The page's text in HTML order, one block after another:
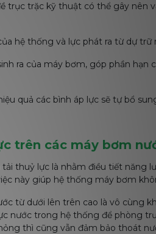
trục trặc kỹ thuật có thể gây nên
hệ thống và lực phát ra từ dự trữ
ra của máy bơm, góp phần hạn
quả các bình áp lực sẽ tự bổ
trên các máy bơm
thuỷ lực là nhằm điều tiết năng
này giúp hệ thống máy bơm
từ dưới lên trên cao là vô cùng
nước trong hệ thống để phòng
thì cũng vẫn đảm bảo thoát